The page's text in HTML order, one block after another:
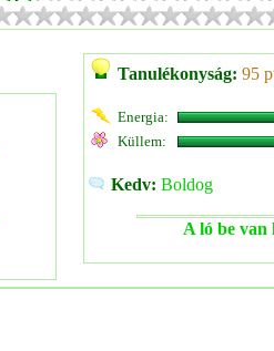
Tanulékonyság: 95
Energia:
Küllem:
Kedv: Boldog
A ló be van